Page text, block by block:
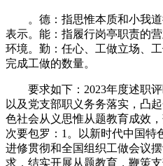
。德：指思惟本质和小我道
表示。能：指履行岗亭职责的
环境。勤：任心、工做立场、
完成工做的数量。
要求如下：2023年度述职评
以及党支部职义务务落实，凸
色社会从义思惟从题教育成效
次要包罗：1。以新时代中国特
进修贯彻和全国组织工做会议
求，结实开展从题教育，鞭策